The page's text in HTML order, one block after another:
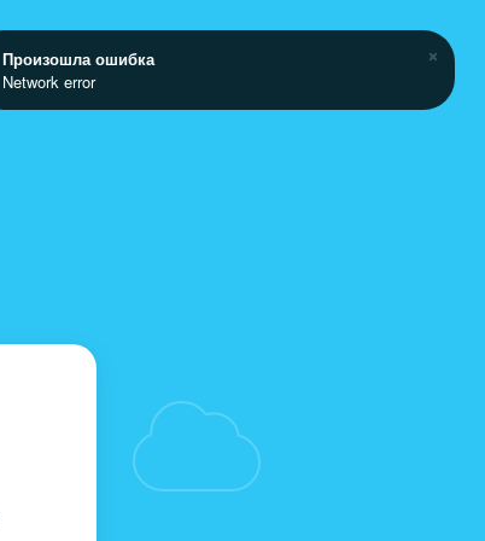
Произошла ошибка
Network error